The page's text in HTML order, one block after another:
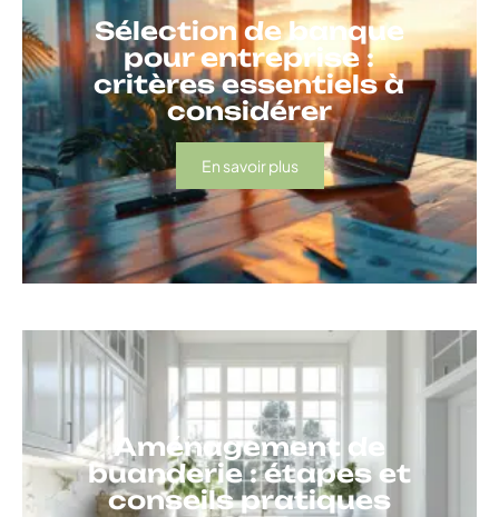
Sélection de banque
pour entreprise :
critères essentiels à
considérer
En savoir plus
Aménagement de
buanderie : étapes et
conseils pratiques